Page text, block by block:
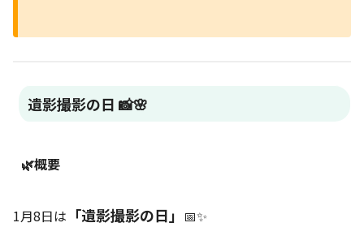
遺影撮影の日 📸🌸
🌿概要
1月8日は 「遺影撮影の日」 📅✨